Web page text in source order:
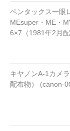
ペンタックス一眼
MEsuper・ME・
6×7（1981年2月
キヤノンA-1カメ
配布物） (canon-